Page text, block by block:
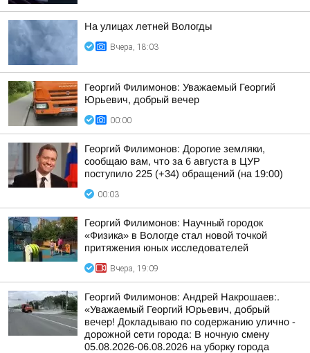
На улицах летней Вологды
Вчера, 18:03
Георгий Филимонов: Уважаемый Георгий
Юрьевич, добрый вечер
00:00
Георгий Филимонов: Дорогие земляки,
сообщаю вам, что за 6 августа в ЦУР
поступило 225 (+34) обращений (на 19:00)
00:03
Георгий Филимонов: Научный городок
«Физика» в Вологде стал новой точкой
притяжения юных исследователей
Вчера, 19:09
Георгий Филимонов: Андрей Накрошаев:.
«Уважаемый Георгий Юрьевич, добрый
вечер! Докладываю по содержанию улично -
дорожной сети города: В ночную смену
05.08.2026-06.08.2026 на уборку города